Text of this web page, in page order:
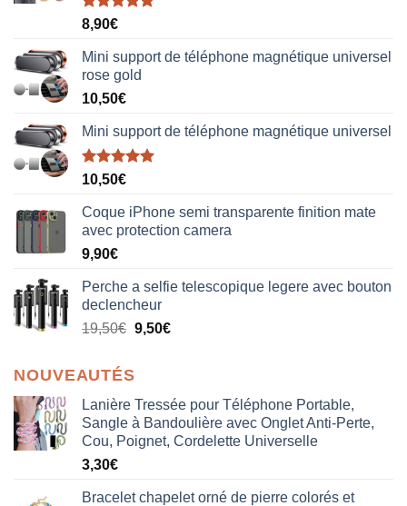
Note5.00
8,90€
Mini support de téléphone magnétique universel
rose gold
10,50€
Mini support de téléphone magnétique universel
Note5.00
10,50€
Coque iPhone semi transparente finition mate
avec protection camera
9,90€
Perche a selfie telescopique legere avec bouton
declencheur
19,50€ 9,50€
NOUVEAUTÉS
Lanière Tressée pour Téléphone Portable,
Sangle à Bandoulière avec Onglet Anti-Perte,
Cou, Poignet, Cordelette Universelle
3,30€
Bracelet chapelet orné de pierre colorés et